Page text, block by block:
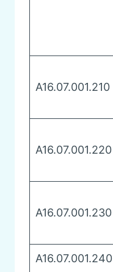
A16.07.001.210
A16.07.001.220
A16.07.001.230
A16.07.001.240